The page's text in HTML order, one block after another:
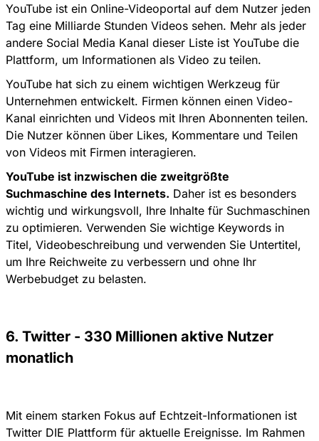
YouTube ist ein Online-Videoportal auf dem Nutzer jeden
Tag eine Milliarde Stunden Videos sehen. Mehr als jeder
andere Social Media Kanal dieser Liste ist YouTube die
Plattform, um Informationen als Video zu teilen.
YouTube hat sich zu einem wichtigen Werkzeug für
Unternehmen entwickelt. Firmen können einen Video-
Kanal einrichten und Videos mit Ihren Abonnenten teilen.
Die Nutzer können über Likes, Kommentare und Teilen
von Videos mit Firmen interagieren.
YouTube ist inzwischen die zweitgrößte
Suchmaschine des Internets. Daher ist es besonders
wichtig und wirkungsvoll, Ihre Inhalte für Suchmaschinen
zu optimieren. Verwenden Sie wichtige Keywords in
Titel, Videobeschreibung und verwenden Sie Untertitel,
um Ihre Reichweite zu verbessern und ohne Ihr
Werbebudget zu belasten.
6. Twitter - 330 Millionen aktive Nutzer
monatlich
Mit einem starken Fokus auf Echtzeit-Informationen ist
Twitter DIE Plattform für aktuelle Ereignisse. Im Rahmen